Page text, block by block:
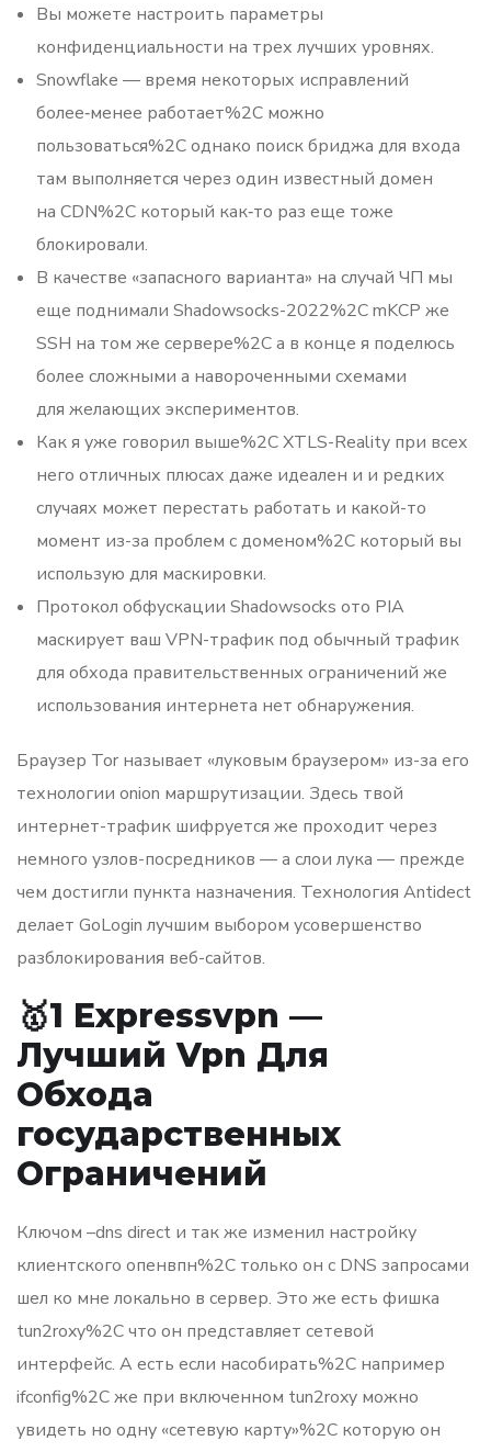
Вы можете настроить параметры
конфиденциальности на трех лучших уровнях.
Snowflake — время некоторых исправлений
более‑менее работает%2C можно
пользоваться%2C однако поиск бриджа для входа
там выполняется через один известный домен
на CDN%2C который как‑то раз еще тоже
блокировали.
В качестве «запасного варианта» на случай ЧП мы
еще поднимали Shadowsocks-2022%2C mKCP же
SSH на том же сервере%2C а в конце я поделюсь
более сложными а навороченными схемами
для желающих экспериментов.
Как я уже говорил выше%2C XTLS-Reality при всех
него отличных плюсах даже идеален и и редких
случаях может перестать работать и какой-то
момент из-за проблем с доменом%2C который вы
использую для маскировки.
Протокол обфускации Shadowsocks ото PIA
маскирует ваш VPN-трафик под обычный трафик
для обхода правительственных ограничений же
использования интернета нет обнаружения.
Браузер Tor называет «луковым браузером» из-за его
технологии onion маршрутизации. Здесь твой
интернет-трафик шифруется же проходит через
немного узлов-посредников — а слои лука — прежде
чем достигли пункта назначения. Технология Antidect
делает GoLogin лучшим выбором усовершенство
разблокирования веб-сайтов.
🥇1 Expressvpn —
Лучший Vpn Для
Обхода
государственных
Ограничений
Ключом –dns direct и так же изменил настройку
клиентского опенвпн%2C только он с DNS запросами
шел ко мне локально в сервер. Это же есть фишка
tun2roxy%2C что он представляет сетевой
интерфейс. А есть если насобирать%2C например
ifconfig%2C же при включенном tun2roxy можно
увидеть но одну «сетевую карту»%2C которую он